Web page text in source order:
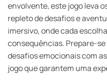
envolvente, este jogo leva
repleto de desafios e
imersivo, onde cada
consequências. Prepare-
desafios emocionais com
jogo que garantem uma